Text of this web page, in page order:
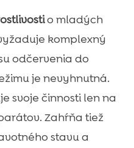
o mladých
komplexný
odčervenia do
je nevyhnutná.
svoje činnosti len na
Zahŕňa tiež
stavu a